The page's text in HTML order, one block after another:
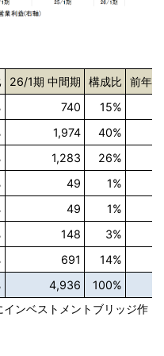
26/1期 中間期 構成比
前年
740 15%
1,974 40%
1,283 26%
49 1%
49 1%
148 3%
691 14%
4,936 100%
ンベストメントブリッジ作